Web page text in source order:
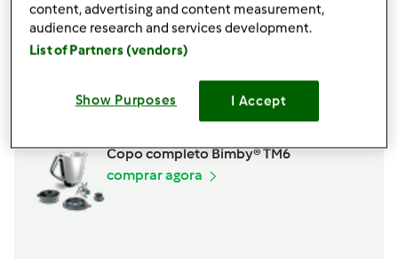
Acessórios
comprar agora
Copo completo Bimby® TM6
comprar agora
content, advertising and content measurement,
audience research and services development.
List of Partners (vendors)
Show Purposes I Accept